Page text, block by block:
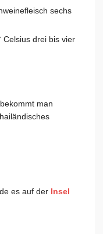
sechs
Celsius drei bis vier
man
es auf der Insel